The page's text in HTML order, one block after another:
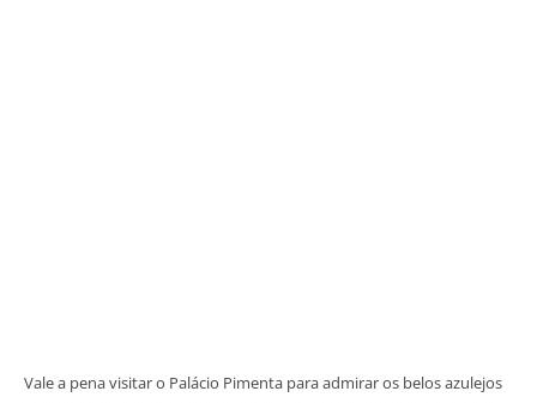
Vale a pena visitar o Palácio Pimenta para admirar os belos azulejos